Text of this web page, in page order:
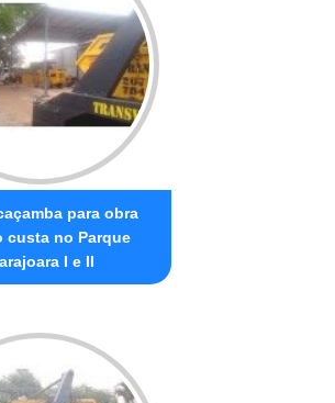
para obra
custa no Parque
I e II